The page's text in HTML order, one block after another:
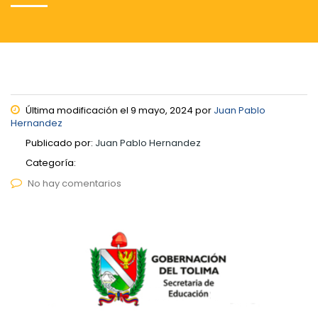
Última modificación el 9 mayo, 2024 por Juan Pablo
Hernandez
Publicado por: Juan Pablo Hernandez
Categoría:
No hay comentarios